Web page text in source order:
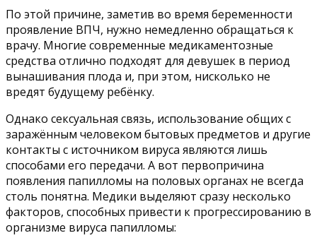
По этой причине, заметив во время беременности
проявление ВПЧ, нужно немедленно обращаться к
врачу. Многие современные медикаментозные
средства отлично подходят для девушек в период
вынашивания плода и, при этом, нисколько не
вредят будущему ребёнку.
Однако сексуальная связь, использование общих с
заражённым человеком бытовых предметов и другие
контакты с источником вируса являются лишь
способами его передачи. А вот первопричина
появления папилломы на половых органах не всегда
столь понятна. Медики выделяют сразу несколько
факторов, способных привести к прогрессированию в
организме вируса папилломы: